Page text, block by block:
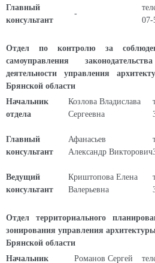
Главный
консультант
-
07-
Отдел по контролю за
самоуправления
деятельности управления
Брянской области
Начальник
отдела
Козлова Владислава
Сергеевна
Главный
консультант
Афанасьев
Александр Викторович
Ведущий
консультант
Криштопова Елена
Валерьевна
Отдел территориального
зонирования управления
Брянской области
Начальник
Романов Сергей